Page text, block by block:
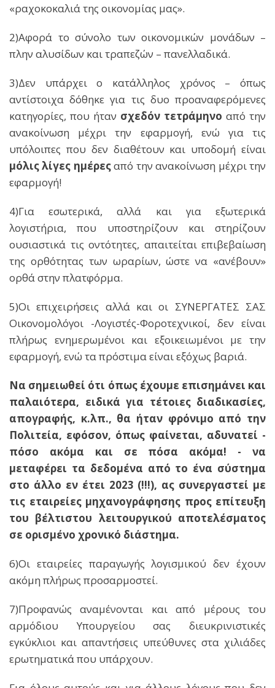
«ραχοκοκαλιά της οικονομίας μας».
2)Αφορά το σύνολο των οικονομικών μονάδων –
πλην αλυσίδων και τραπεζών – πανελλαδικά.
3)Δεν υπάρχει ο κατάλληλος χρόνος – όπως
αντίστοιχα δόθηκε για τις δυο προαναφερόμενες
κατηγορίες, που ήταν σχεδόν τετράμηνο από την
ανακοίνωση μέχρι την εφαρμογή, ενώ για τις
υπόλοιπες που δεν διαθέτουν και υποδομή είναι
μόλις λίγες ημέρεςαπό την ανακοίνωση μέχρι την
εφαρμογή!
4)Για εσωτερικά, αλλά και για εξωτερικά
λογιστήρια, που υποστηρίζουν και στηρίζουν
ουσιαστικά τις οντότητες, απαιτείται επιβεβαίωση
της ορθότητας των ωραρίων, ώστε να «ανέβουν»
ορθά στην πλατφόρμα.
5)Οι επιχειρήσεις αλλά και οι ΣΥΝΕΡΓΑΤΕΣ ΣΑΣ
Οικονομολόγοι -Λογιστές-Φοροτεχνικοί, δεν είναι
πλήρως ενημερωμένοι και εξοικειωμένοι με την
εφαρμογή, ενώ τα πρόστιμα είναι εξόχως βαριά.
Να σημειωθεί ότι όπως έχουμε επισημάνει και
παλαιότερα, ειδικά για τέτοιες διαδικασίες,
απογραφής, κ.λπ., θα ήταν φρόνιμο από την
Πολιτεία, εφόσον, όπως φαίνεται, αδυνατεί -
πόσο ακόμα και σε πόσα ακόμα! - να
μεταφέρει τα δεδομένα από το ένα σύστημα
στο άλλο εν έτει 2023 (!!!), ας συνεργαστεί με
τις εταιρείες μηχανογράφησης προς επίτευξη
του βέλτιστου λειτουργικού αποτελέσματος
σε ορισμένο χρονικό διάστημα.
6)Οι εταιρείες παραγωγής λογισμικού δεν έχουν
ακόμη πλήρως προσαρμοστεί.
7)Προφανώς αναμένονται και από μέρους του
αρμόδιου Υπουργείου σας διευκρινιστικές
εγκύκλιοι και απαντήσεις υπεύθυνες στα χιλιάδες
ερωτηματικά που υπάρχουν.